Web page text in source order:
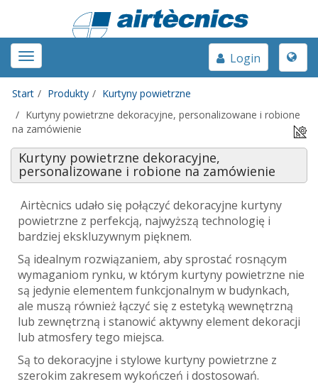
Toggle
navigation
Toggle
Login
Start Produkty
Kurtyny powietrzne
Kurtyny powietrzne dekoracyjne, personalizowane i robione
na zamówienie
Kurtyny powietrzne dekoracyjne,
personalizowane i robione na zamówienie
Airtècnics udało się połączyć dekoracyjne kurtyny
powietrzne z perfekcją, najwyższą technologię i
bardziej ekskluzywnym pięknem.
Są idealnym rozwiązaniem, aby sprostać rosnącym
wymaganiom rynku, w którym kurtyny powietrzne nie
są jedynie elementem funkcjonalnym w budynkach,
ale muszą również łączyć się z estetyką wewnętrzną
lub zewnętrzną i stanowić aktywny element dekoracji
lub atmosfery tego miejsca.
Są to dekoracyjne i stylowe kurtyny powietrzne z
szerokim zakresem wykończeń i dostosowań.